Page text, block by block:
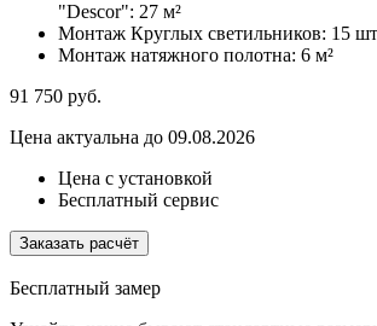
"Descor": 27 м²
Монтаж Круглых светильников: 15
Монтаж натяжного полотна: 6 м²
91 750 руб.
Цена актуальна до 09.08.2026
Цена с установкой
Бесплатный сервис
Заказать расчёт
Бесплатный замер